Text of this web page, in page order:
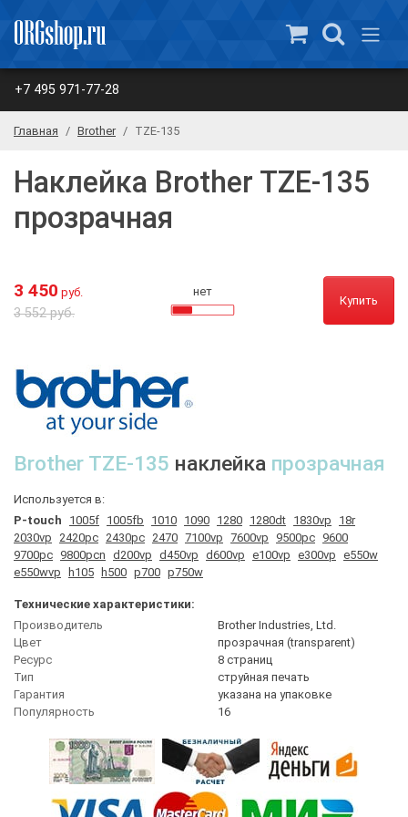
+7 495 971-77-28
Главная Brother TZE-135
Наклейка Brother TZE-135
прозрачная
3 450 руб.
3 552 руб.
нет
Купить
Brother TZE-135 наклейка прозрачная
Используется в:
P-touch
1005f 1005fb 1010 1090 1280 1280dt 1830vp
18r
2030vp 2420pc 2430pc 2470 7100vp 7600vp 9500pc 9600
9700pc 9800pcn d200vp d450vp d600vp e100vp e300vp e550w
e550wvp
h105 h500 p700 p750w
Технические характеристики:
Производитель
Brother Industries, Ltd.
Цвет
прозрачная (transparent)
Ресурс
8 страниц
Тип
струйная печать
Гарантия
указана на упаковке
Популярность
16